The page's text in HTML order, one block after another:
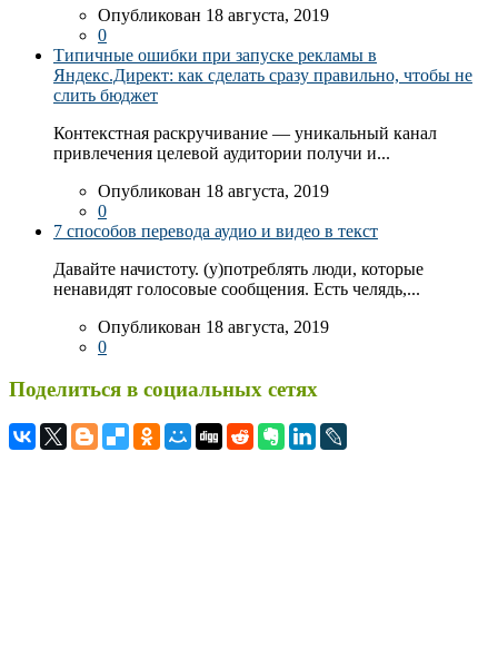
Опубликован 18 августа, 2019
0
Типичные ошибки при запуске рекламы в
Яндекс.Директ: как сделать сразу правильно, чтобы не
слить бюджет
Контекстная раскручивание — уникальный канал
привлечения целевой аудитории получи и...
Опубликован 18 августа, 2019
0
7 способов перевода аудио и видео в текст
Давайте начистоту. (у)потреблять люди, которые
ненавидят голосовые сообщения. Есть челядь,...
Опубликован 18 августа, 2019
0
Поделиться в социальных сетях